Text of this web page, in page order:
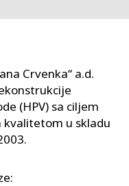
Crvenka“ a.d.
(HPV) sa ciljem
kvalitetom u skladu